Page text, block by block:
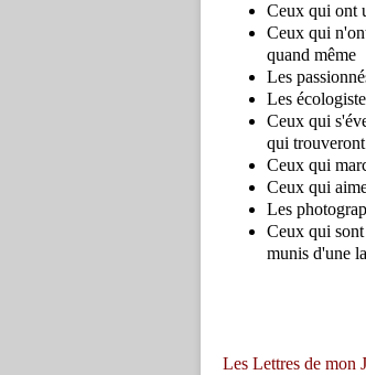
Ceux qui ont
Ceux qui
quand même
Les
Les
Ceux qui
qui
Ceux qui
Ceux qui
Les
Ceux qui
munis d'une
Les Lettres de mon